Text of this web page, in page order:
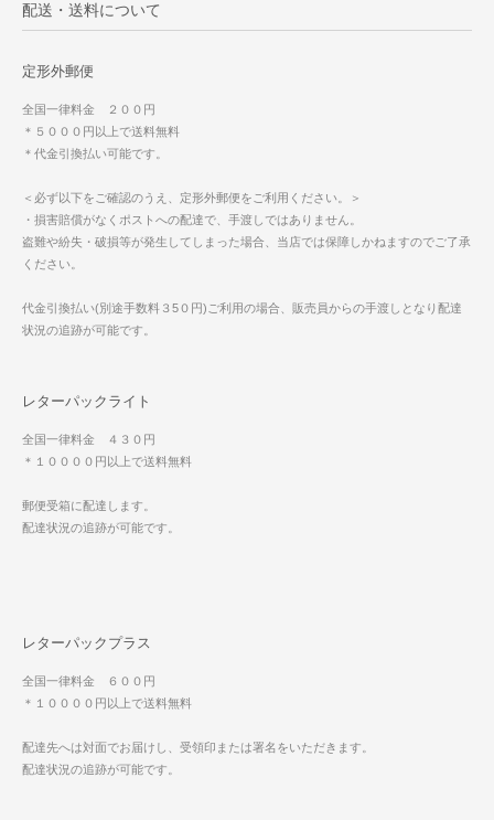
配送・送料について
定形外郵便
全国一律料金 ２００円
＊５０００円以上で送料無料
＊代金引換払い可能です。
＜必ず以下をご確認のうえ、定形外郵便をご利用ください。＞
・損害賠償がなくポストへの配達で、手渡しではありません。
盗難や紛失・破損等が発生してしまった場合、当店では保障しかねますのでご了承
ください。
代金引換払い(別途手数料３5０円)ご利用の場合、販売員からの手渡しとなり配達
状況の追跡が可能です。
レターパックライト
全国一律料金 ４３０円
＊１００００円以上で送料無料
郵便受箱に配達します。
配達状況の追跡が可能です。
レターパックプラス
全国一律料金 ６００円
＊１００００円以上で送料無料
配達先へは対面でお届けし、受領印または署名をいただきます。
配達状況の追跡が可能です。